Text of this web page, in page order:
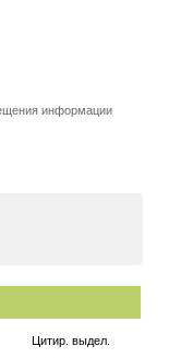
информации
Цитир. выдел.